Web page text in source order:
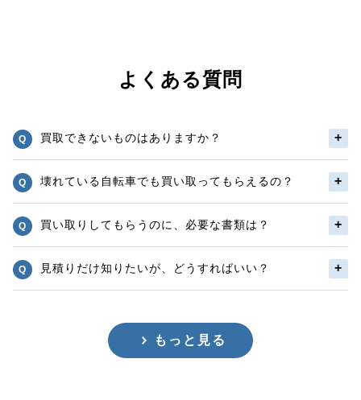
よくある質問
買取できないものはありますか？
壊れている自転車でも買い取ってもらえるの？
買い取りしてもらうのに、必要な書類は？
見積りだけ知りたいが、どうすればいい？
もっと見る